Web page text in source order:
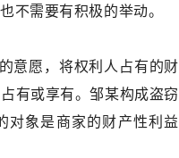
不需要有积极的举动。
意愿，将权利人占有的财
有或享有。邹某构成盗窃
对象是商家的财产性利益